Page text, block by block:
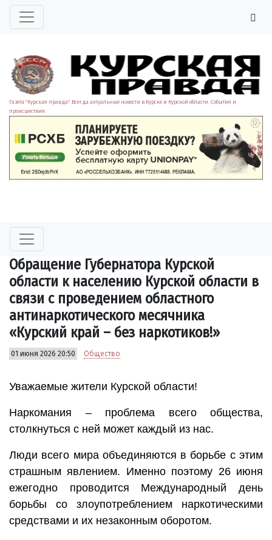
Газета "Курская правда". Всегда актуальные новости в Курске и Курской области. События и
происшествия.
Обращение Губернатора Курской
области к населению Курской области в
связи с проведением областного
антинаркотического месячника
«Курский край – без наркотиков!»
01 июня 2026 20:50 Общество
Уважаемые жители Курской области!
Наркомания – проблема всего общества,
столкнуться с ней может каждый из нас.
Люди всего мира объединяются в борьбе с этим
страшным явлением. Именно поэтому 26 июня
ежегодно проводится Международный день
борьбы со злоупотреблением наркотическими
средствами и их незаконным оборотом.